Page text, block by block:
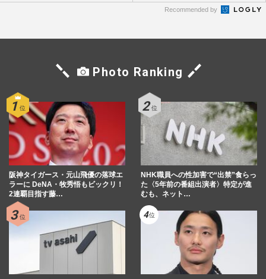
Recommended by
Photo Ranking
阪神タイガース・元山飛優の落球エ
ラーに DeNA・牧秀悟もビックリ！
2連覇目指す藤…
NHK職員への性加害で“出禁”食らっ
た〈5年前の番組出演者〉特定が進
むも、ネット…